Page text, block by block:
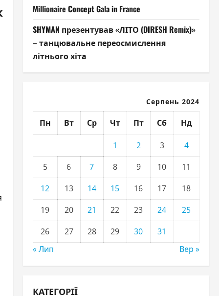
Millionaire Concept Gala in France
SHYMAN презентував «ЛІТО (DIRESH Remix)»
– танцювальне переосмислення
літнього хіта
Серпень 2024
Пн Вт Ср Чт Пт Сб Нд
1 2 3
4
5
6 7 8 9 10
11
12
13 14 15 16 17
18
19
20 21 22 23 24
25
26
27 28 29 30
31
« Лип
Вер »
КАТЕГОРІЇ